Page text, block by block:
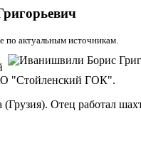
по актуальным источникам.
"Стойленский ГОК".
Отец работал